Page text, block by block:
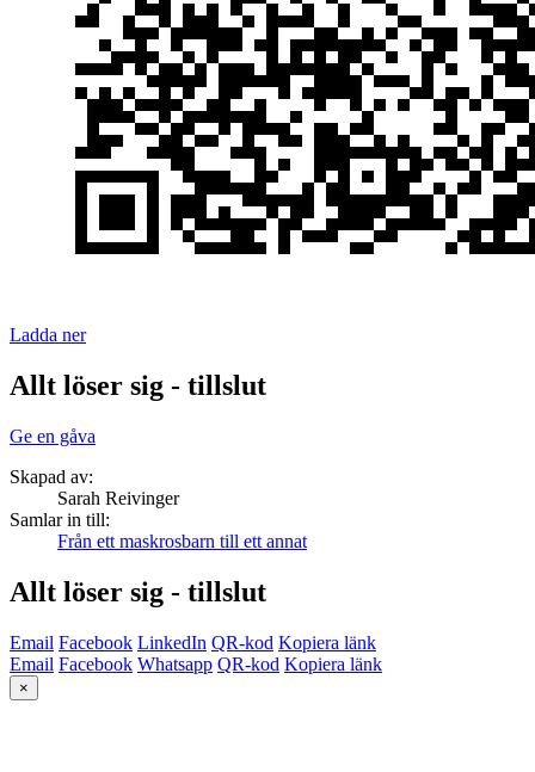
Ladda ner
Allt löser sig - tillslut
Ge en gåva
Skapad av:
Sarah Reivinger
Samlar in till:
Från ett maskrosbarn till ett annat
Allt löser sig - tillslut
Email Facebook LinkedIn QR-kod Kopiera länk
Email Facebook Whatsapp QR-kod Kopiera länk
×